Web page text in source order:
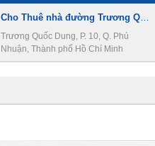
Trương Quốc Dung, P. 10, Q. Phú
Nhuận, Thành phố Hồ Chí Minh